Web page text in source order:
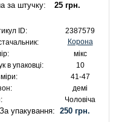
за штучку: 25 грн.
ID:
2387579
Корона
мікс
в упаковці:
10
41-47
демі
Чоловіча
За упакування: 250 грн.